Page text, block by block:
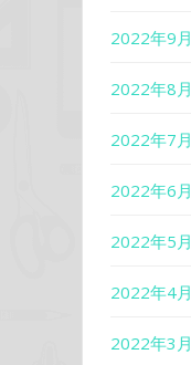
2022年9月
2022年8月
2022年7月
2022年6月
2022年5月
2022年4月
2022年3月